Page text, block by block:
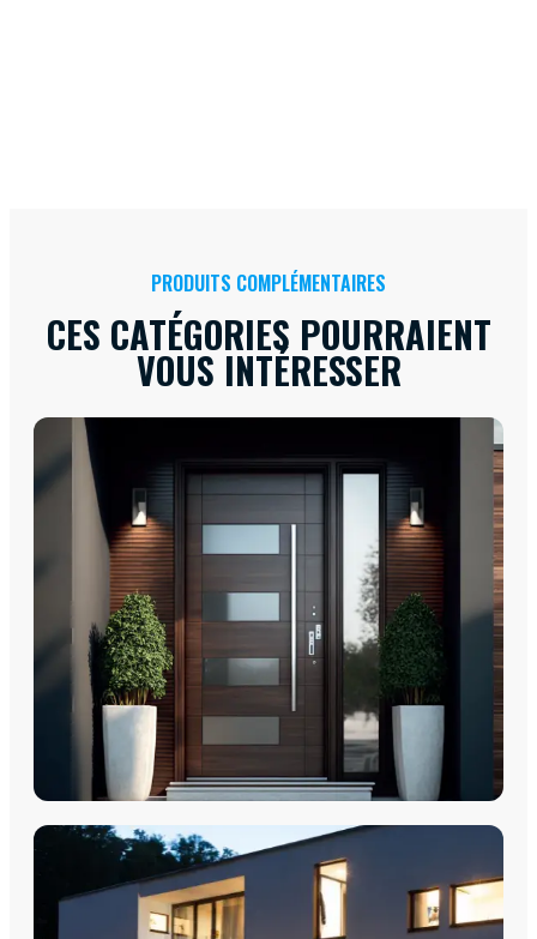
PRODUITS COMPLÉMENTAIRES
CES CATÉGORIES POURRAIENT
VOUS INTÉRESSER
PORTES D'ENTRÉE
Porte d'entrée - Portes PVC
Portes d'entrée - Acier Monobloc
Porte d'entrée - Aluminium Monobloc 60mm